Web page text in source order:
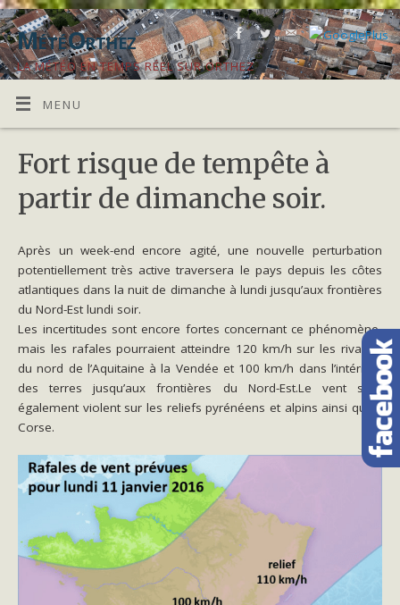
MétéOrthez
LA MÉTÉO EN TEMPS RÉEL SUR ORTHEZ
MENU
Fort risque de tempête à
partir de dimanche soir.
Après un week-end encore agité, une nouvelle perturbation
potentiellement très active traversera le pays depuis les côtes
atlantiques dans la nuit de dimanche à lundi jusqu’aux frontières
du Nord-Est lundi soir.
Les incertitudes sont encore fortes concernant ce phénomène,
mais les rafales pourraient atteindre 120 km/h sur les rivages
du nord de l’Aquitaine à la Vendée et 100 km/h dans l’intérieur
des terres jusqu’aux frontières du Nord-Est.Le vent sera
également violent sur les reliefs pyrénéens et alpins ainsi qu’en
Corse.